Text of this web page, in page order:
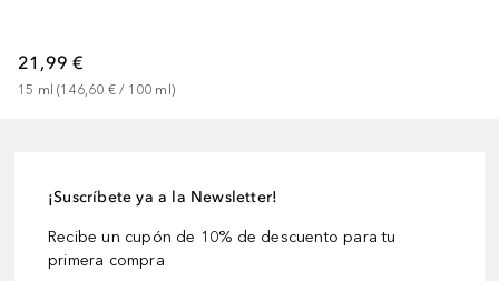
21,99 €
15 ml (146,60 € / 100 ml )
¡Suscríbete ya a la Newsletter!
Recibe un cupón de 10% de descuento para tu
primera compra